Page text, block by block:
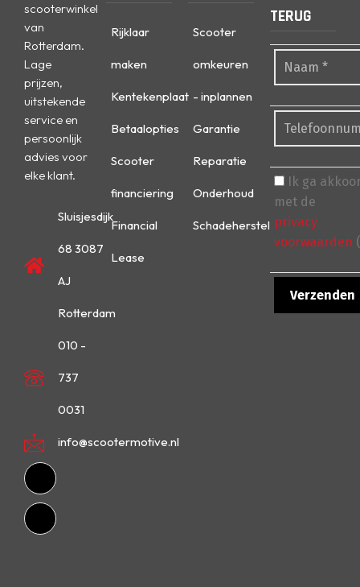
scooterwinkel
van
Rotterdam.
Lage
prijzen,
uitstekende
service en
persoonlijk
advies voor
elke klant.
Sluisjesdijk
68 3087
AJ
Rotterdam
010 -
737
0031
info@scootermotive.nl
Rijklaar
maken
Kentekenplaat
Betaalopties
Scooter
financiering
Financial
Lease
Scooter
omkeuren
- inplannen
Garantie
Reparatie
Onderhoud
Schadeherstel
TERUG
Ik ga
met de
privacy
voorwaarden